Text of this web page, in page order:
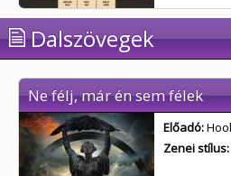
Dalszövegek
Ne félj, már én sem félek
Előadó:
Zenei stílus: